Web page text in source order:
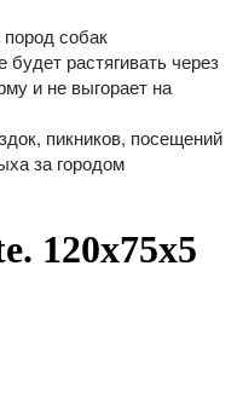
собак
растягивать через
и не выгорает на
пикников, посещений
за городом
120x75х5